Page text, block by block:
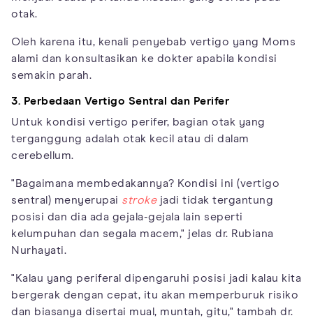
otak.
Oleh karena itu, kenali penyebab vertigo yang Moms
alami dan konsultasikan ke dokter apabila kondisi
semakin parah.
3. Perbedaan Vertigo Sentral dan Perifer
Untuk kondisi vertigo perifer, bagian otak yang
terganggung adalah otak kecil atau di dalam
cerebellum.
"Bagaimana membedakannya? Kondisi ini (vertigo
sentral) menyerupai strokejadi tidak tergantung
posisi dan dia ada gejala-gejala lain seperti
kelumpuhan dan segala macem," jelas dr. Rubiana
Nurhayati.
"Kalau yang periferal dipengaruhi posisi jadi kalau kita
bergerak dengan cepat, itu akan memperburuk risiko
dan biasanya disertai mual, muntah, gitu," tambah dr.